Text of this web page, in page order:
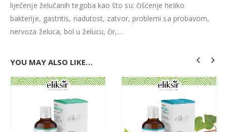
liječenje želučanih tegoba kao što su: čišćenje heliko
bakterije, gastritis, nadutost, zatvor, problemi sa probavom,
nervoza želuca, bol u želucu, čir,…
YOU MAY ALSO LIKE…